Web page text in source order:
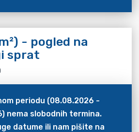
- pogled na
sprat
periodu (08.08.2026 -
nema slobodnih termina.
datume ili nam pišite na